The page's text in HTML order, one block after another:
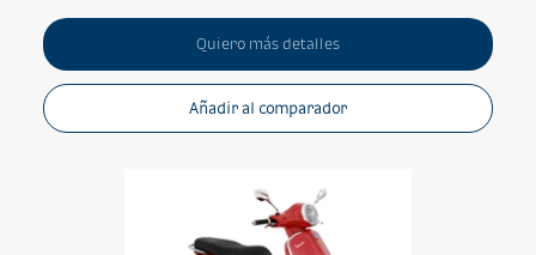
Quiero más detalles
Añadir al comparador